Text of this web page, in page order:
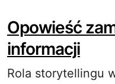
Opowieść
informacji
Rola storytellingu